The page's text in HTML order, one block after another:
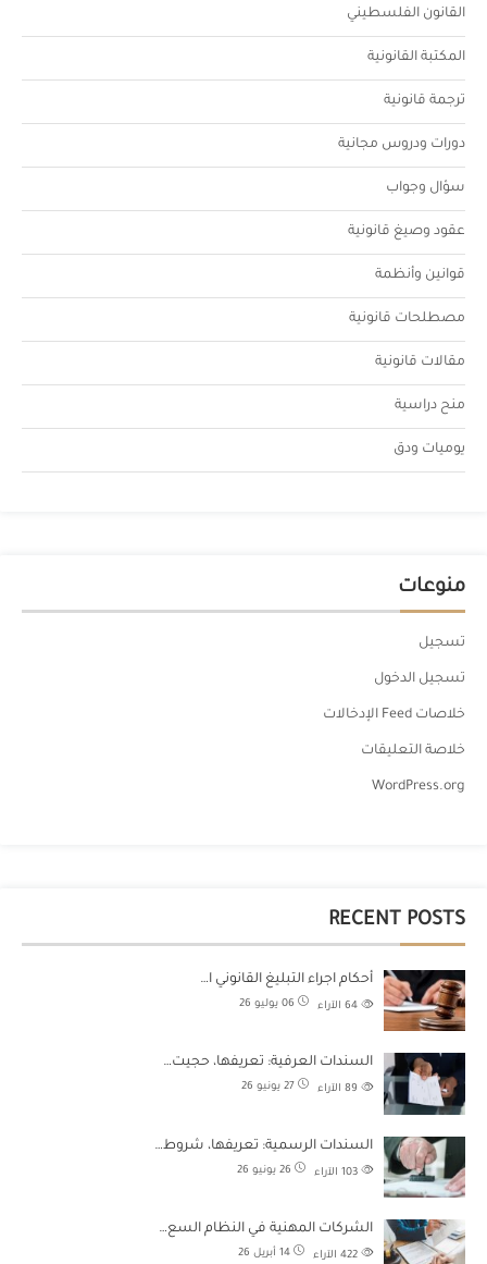
القانون الفلسطيني
المكتبة القانونية
ترجمة قانونية
دورات ودروس مجانية
سؤال وجواب
عقود وصيغ قانونية
قوانين وأنظمة
مصطلحات قانونية
مقالات قانونية
منح دراسية
يوميات ودق
منوعات
تسجيل
تسجيل الدخول
خلاصات Feed الإدخالات
خلاصة التعليقات
WordPress.org
RECENT POSTS
أحكام اجراء التبليغ القانوني ا…
06 يوليو 26 الآراء
السندات العرفية: تعريفها، حجيت…
27 يونيو 26 الآراء
السندات الرسمية: تعريفها، شروط…
26 يونيو 26 الآراء
الشركات المهنية في النظام السع…
14 أبريل 26 الآراء